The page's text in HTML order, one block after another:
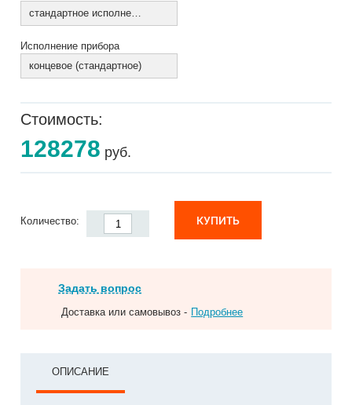
стандартное исполнение
Исполнение прибора
концевое (стандартное)
Стоимость:
128278 руб.
Количество: КУПИТЬ
Задать вопрос
Доставка или самовывоз - Подробнее
ОПИСАНИЕ